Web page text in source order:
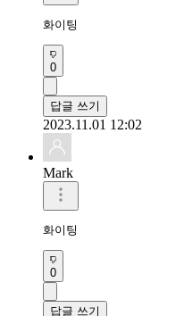
화이팅
0
답글 쓰기
2023.11.01 12:02
Mark
화이팅
0
답글 쓰기